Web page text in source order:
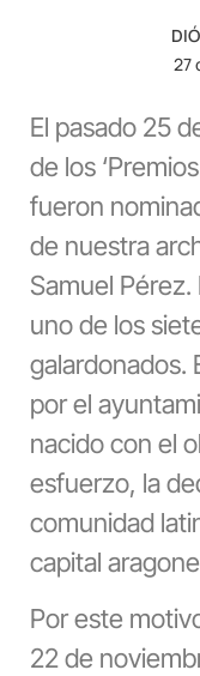
27
El pasado 25
de los
fueron
de nuestra
Samuel
uno de los
galardonados.
por el
nacido con el
esfuerzo, la
comunidad
capital
Por este
22 de